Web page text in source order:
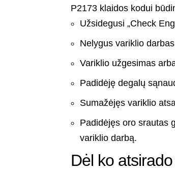
P2173 klaidos kodui
Užsidegusi „Check
Nelygus variklio
Variklio užgesimas
Padidėję degalų
Sumažėjęs variklio
Padidėjęs oro srautas
variklio darbą.
Dėl ko